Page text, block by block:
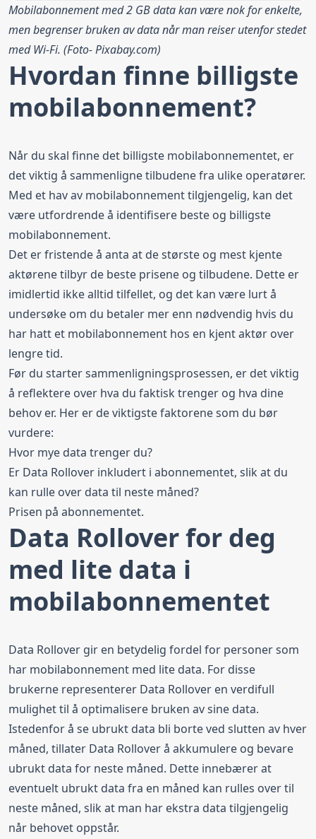
Mobilabonnement med 2 GB data kan være nok for enkelte,
men begrenser bruken av data når man reiser utenfor stedet
med Wi-Fi. (Foto-Pixabay.com)
Hvordan finne billigste
mobilabonnement?
Når du skal finne det billigste mobilabonnementet, er
det viktig å sammenligne tilbudene fra ulike operatører.
Med et hav av mobilabonnement tilgjengelig, kan det
være utfordrende å identifisere beste og billigste
mobilabonnement.
Det er fristende å anta at de største og mest kjente
aktørene tilbyr de beste prisene og tilbudene. Dette er
imidlertid ikke alltid tilfellet, og det kan være lurt å
undersøke om du betaler mer enn nødvendig hvis du
har hatt et mobilabonnement hos en kjent aktør over
lengre tid.
Før du starter sammenligningsprosessen, er det viktig
å reflektere over hva du faktisk trenger og hva dine
behov er. Her er de viktigste faktorene som du bør
vurdere:
Hvor mye data trenger du?
Er Data Rollover inkludert i abonnementet, slik at du
kan rulle over data til neste måned?
Prisen på abonnementet.
Data Rollover for deg
med lite data i
mobilabonnementet
Data Rollover gir en betydelig fordel for personer som
har mobilabonnement med lite data. For disse
brukerne representerer Data Rollover en verdifull
mulighet til å optimalisere bruken av sine data.
Istedenfor å se ubrukt data bli borte ved slutten av hver
måned, tillater Data Rollover å akkumulere og bevare
ubrukt data for neste måned. Dette innebærer at
eventuelt ubrukt data fra en måned kan rulles over til
neste måned, slik at man har ekstra data tilgjengelig
når behovet oppstår.